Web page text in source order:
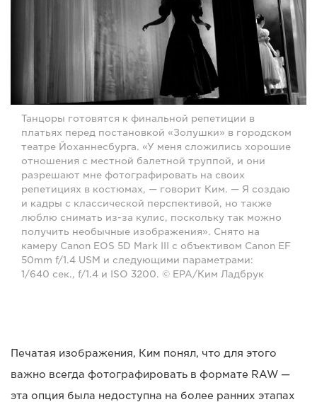
Танцоры готовятся к финальной репетиции в
платьях перед постановкой «Золушки» в городском
театре Йоханнесбурга. «У меня сложились хорошие
отношения с местной балетной труппой, и они
разрешают мне фотографировать на своих
репетициях в костюмах, — говорит Ким. — Я создаю
и кадры с классической перспективой, но также
люблю снимать из-за кулис, поскольку так можно
получить необычные изображения». Снято на
камеру Canon EOS 5D Mark III с объективом Canon EF
50mm f/1.4 USM и следующими параметрами:
1/640 сек., f/1.4 и ISO 3200. © EPA/Ким Ладбрук
Печатая изображения, Ким понял, что для этого
важно всегда фотографировать в формате RAW —
эта опция была недоступна на более ранних этапах